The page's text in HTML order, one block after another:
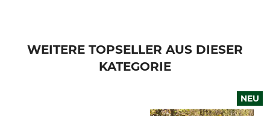
WEITERE TOPSELLER AUS DIESER
KATEGORIE
NEU